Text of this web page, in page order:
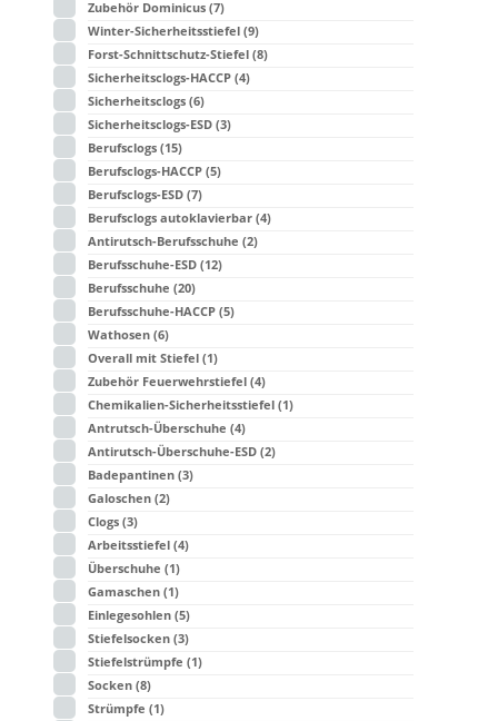
Zubehör Dominicus (7)
Winter-Sicherheitsstiefel (9)
Forst-Schnittschutz-Stiefel (8)
Sicherheitsclogs-HACCP (4)
Sicherheitsclogs (6)
Sicherheitsclogs-ESD (3)
Berufsclogs (15)
Berufsclogs-HACCP (5)
Berufsclogs-ESD (7)
Berufsclogs autoklavierbar (4)
Antirutsch-Berufsschuhe (2)
Berufsschuhe-ESD (12)
Berufsschuhe (20)
Berufsschuhe-HACCP (5)
Wathosen (6)
Overall mit Stiefel (1)
Zubehör Feuerwehrstiefel (4)
Chemikalien-Sicherheitsstiefel (1)
Antrutsch-Überschuhe (4)
Antirutsch-Überschuhe-ESD (2)
Badepantinen (3)
Galoschen (2)
Clogs (3)
Arbeitsstiefel (4)
Überschuhe (1)
Gamaschen (1)
Einlegesohlen (5)
Stiefelsocken (3)
Stiefelstrümpfe (1)
Socken (8)
Strümpfe (1)